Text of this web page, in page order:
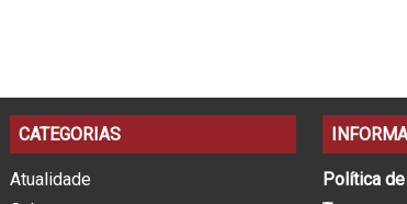
CATEGORIAS
Atualidade
Política